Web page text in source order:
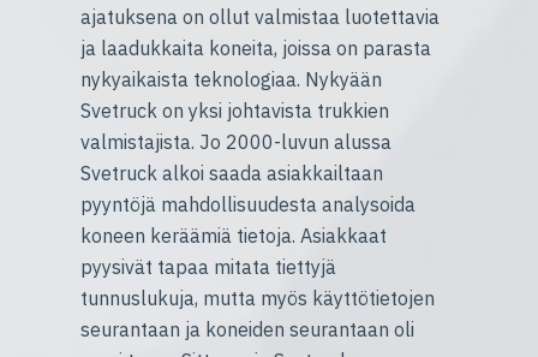
ajatuksena on ollut valmistaa luotettavia
ja laadukkaita koneita, joissa on parasta
nykyaikaista teknologiaa. Nykyään
Svetruck on yksi johtavista trukkien
valmistajista. Jo 2000-luvun alussa
Svetruck alkoi saada asiakkailtaan
pyyntöjä mahdollisuudesta analysoida
koneen keräämiä tietoja. Asiakkaat
pyysivät tapaa mitata tiettyjä
tunnuslukuja, mutta myös käyttötietojen
seurantaan ja koneiden seurantaan oli